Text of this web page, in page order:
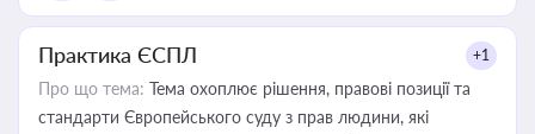
Практика ЄСПЛ +1
Про що тема: Тема охоплює рішення, правові позиції та
стандарти Європейського суду з прав людини, які